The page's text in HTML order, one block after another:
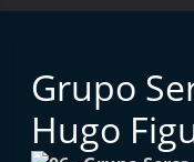
o
Grupo
Hugo